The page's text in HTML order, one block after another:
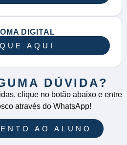
DIGITAL
AQUI
DÚVIDA?
clique no botão abaixo e entre
através do WhatsApp!
AO ALUNO